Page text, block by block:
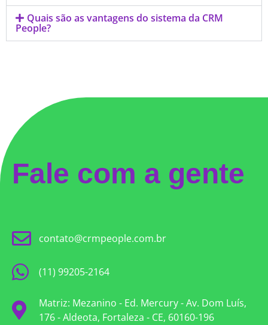
Quais são as vantagens do sistema da CRM
People?
Fale com a gente
contato@crmpeople.com.br
(11) 99205-2164
Matriz: Mezanino - Ed. Mercury - Av. Dom Luís,
176 - Aldeota, Fortaleza - CE, 60160-196